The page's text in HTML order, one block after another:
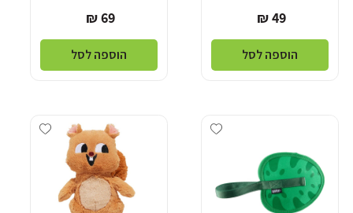
מחיר
רגיל
49 ₪
הוספה לסל
מחיר
רגיל
69 ₪
הוספה לסל
Add wishlist
wishlist